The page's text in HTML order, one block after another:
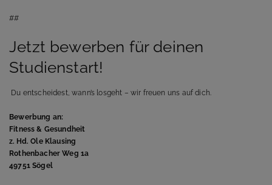
##
Jetzt bewerben für deinen
Studienstart!
Du entscheidest, wann’s losgeht – wir freuen uns auf dich.
Bewerbung an:
Fitness & Gesundheit
z. Hd. Ole Klausing
Rothenbacher Weg 1a
49751 Sögel